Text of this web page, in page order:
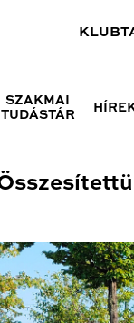
SZAKMAI
TUDÁSTÁR